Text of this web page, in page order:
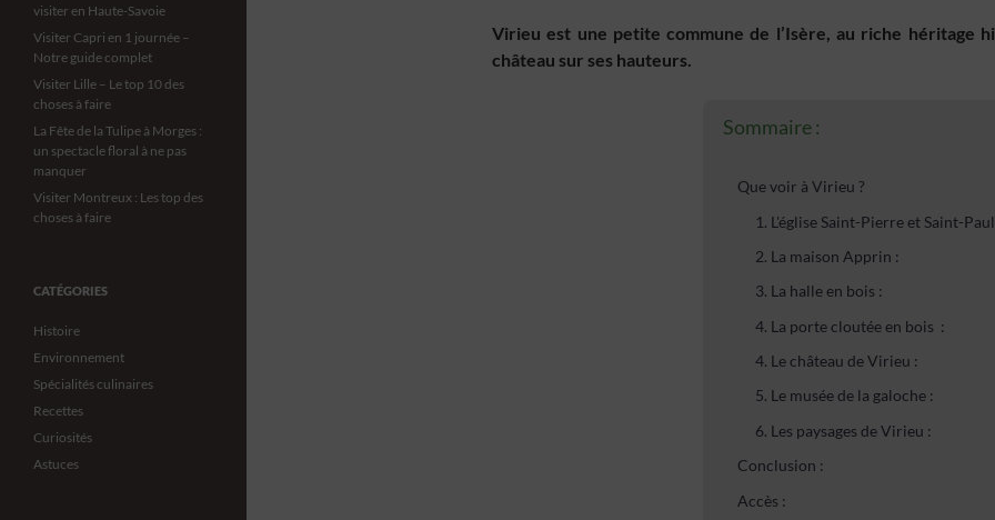
Virieu est une petite commune de l’Isère, au riche héritage
château sur ses hauteurs.
Sommaire :
Que voir à Virieu ?
1. L'église Saint-Pierre et Saint-
2. La maison Apprin :
3. La halle en bois :
4. La porte cloutée en bois :
4. Le château de Virieu :
5. Le musée de la galoche :
6. Les paysages de Virieu :
Conclusion :
Accès :
visiter en Haute-Savoie
Visiter Capri en 1 journée –
Notre guide complet
Visiter Lille – Le top 10 des
choses à faire
La Fête de la Tulipe à Morges :
un spectacle floral à ne pas
manquer
Visiter Montreux : Les top des
choses à faire
CATÉGORIES
Histoire
Environnement
Spécialités culinaires
Recettes
Curiosités
Astuces